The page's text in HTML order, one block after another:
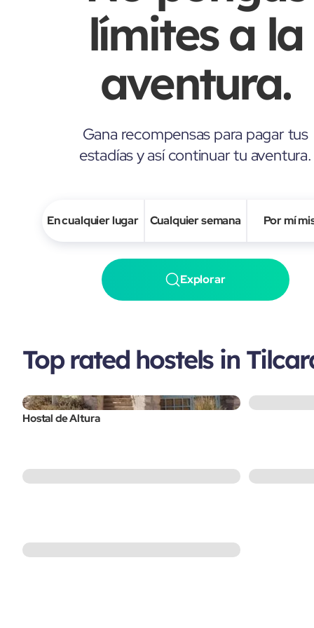
límites a la
aventura.
Gana recompensas para pagar tus
estadías y así continuar tu aventura.
En cualquier lugar Cualquier semana Por mí
Explorar
Top rated hostels in
Hostal de Altura